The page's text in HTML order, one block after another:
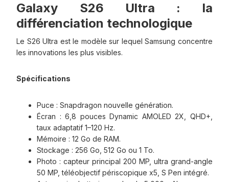
Galaxy S26 Ultra : la
différenciation technologique
Le S26 Ultra est le modèle sur lequel Samsung concentre
les innovations les plus visibles.
Spécifications
Puce : Snapdragon nouvelle génération.
Écran : 6,8 pouces Dynamic AMOLED 2X, QHD+,
taux adaptatif 1–120 Hz.
Mémoire : 12 Go de RAM.
Stockage : 256 Go, 512 Go ou 1 To.
Photo : capteur principal 200 MP, ultra grand-angle
50 MP, téléobjectif périscopique x5, S Pen intégré.